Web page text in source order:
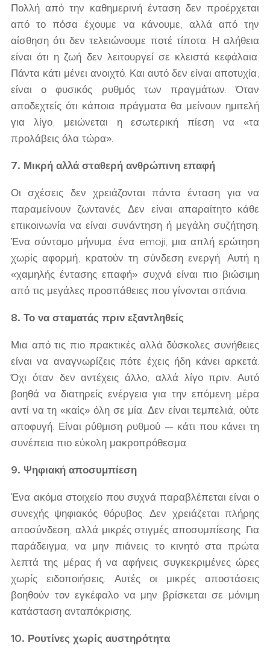
Πολλή από την καθημερινή ένταση δεν προέρχεται
από το πόσα έχουμε να κάνουμε, αλλά από την
αίσθηση ότι δεν τελειώνουμε ποτέ τίποτα. Η αλήθεια
είναι ότι η ζωή δεν λειτουργεί σε κλειστά κεφάλαια.
Πάντα κάτι μένει ανοιχτό. Και αυτό δεν είναι αποτυχία,
είναι ο φυσικός ρυθμός των πραγμάτων. Όταν
αποδεχτείς ότι κάποια πράγματα θα μείνουν ημιτελή
για λίγο, μειώνεται η εσωτερική πίεση να «τα
προλάβεις όλα τώρα».
7. Μικρή αλλά σταθερή ανθρώπινη επαφή
Οι σχέσεις δεν χρειάζονται πάντα ένταση για να
παραμείνουν ζωντανές. Δεν είναι απαραίτητο κάθε
επικοινωνία να είναι συνάντηση ή μεγάλη συζήτηση.
Ένα σύντομο μήνυμα, ένα emoji, μια απλή ερώτηση
χωρίς αφορμή, κρατούν τη σύνδεση ενεργή. Αυτή η
«χαμηλής έντασης επαφή» συχνά είναι πιο βιώσιμη
από τις μεγάλες προσπάθειες που γίνονται σπάνια.
8. Το να σταματάς πριν εξαντληθείς
Μια από τις πιο πρακτικές αλλά δύσκολες συνήθειες
είναι να αναγνωρίζεις πότε έχεις ήδη κάνει αρκετά.
Όχι όταν δεν αντέχεις άλλο, αλλά λίγο πριν. Αυτό
βοηθά να διατηρείς ενέργεια για την επόμενη μέρα
αντί να τη «καίς» όλη σε μία. Δεν είναι τεμπελιά, ούτε
αποφυγή. Είναι ρύθμιση ρυθμού — κάτι που κάνει τη
συνέπεια πιο εύκολη μακροπρόθεσμα.
9. Ψηφιακή αποσυμπίεση
Ένα ακόμα στοιχείο που συχνά παραβλέπεται είναι ο
συνεχής ψηφιακός θόρυβος. Δεν χρειάζεται πλήρης
αποσύνδεση, αλλά μικρές στιγμές αποσυμπίεσης. Για
παράδειγμα, να μην πιάνεις το κινητό στα πρώτα
λεπτά της μέρας ή να αφήνεις συγκεκριμένες ώρες
χωρίς ειδοποιήσεις. Αυτές οι μικρές αποστάσεις
βοηθούν τον εγκέφαλο να μην βρίσκεται σε μόνιμη
κατάσταση ανταπόκρισης.
10. Ρουτίνες χωρίς αυστηρότητα